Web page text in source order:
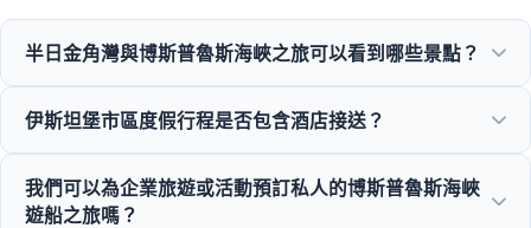
半日金角灣與博斯普魯斯海峽之旅可以看到哪些景點？
科伊清真寺、魯梅利堡壘以及優雅的奧斯曼帝國宅邸的壯麗景
伊斯坦堡市區度假行程是否包含酒店接送？
酒店的便利接送服務。
我們可以為企業旅遊或活動預訂私人的博斯普魯斯海峽
遊船之旅嗎？